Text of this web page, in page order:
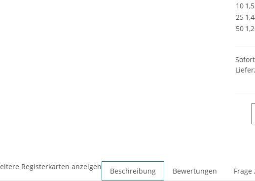
10
25
50
Registerkarten anzeigen Beschreibung Bewertungen